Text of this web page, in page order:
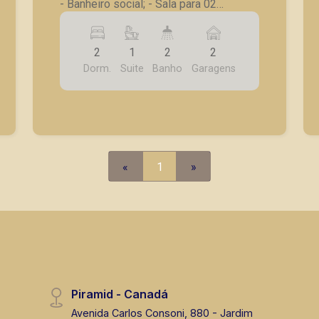
- Banheiro social; - Sala para 02
ambientes; - Cozinha; - Área de serviço;
- Quintal amplo; - 02 vagas de garagem;
- Frente com um salão comercial
pequeno. Seja para vender, alugar ou
adquirir seu imóvel entre em contato
2
Dorm.
1
Suite
2
Banho
2
Garagens
« 1 »
Piramid - Canadá
Avenida Carlos Consoni, 880 - Jardim